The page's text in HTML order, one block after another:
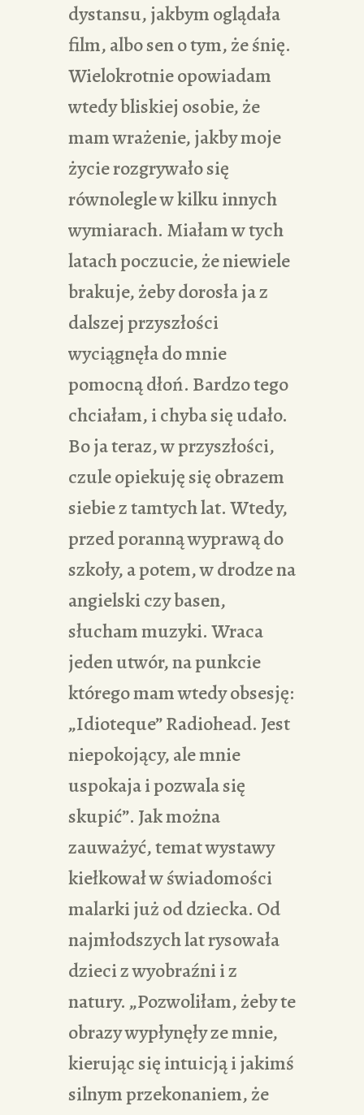
dystansu, jakbym oglądała
film, albo sen o tym, że śnię.
Wielokrotnie opowiadam
wtedy bliskiej osobie, że
mam wrażenie, jakby moje
życie rozgrywało się
równolegle w kilku innych
wymiarach. Miałam w tych
latach poczucie, że niewiele
brakuje, żeby dorosła ja z
dalszej przyszłości
wyciągnęła do mnie
pomocną dłoń. Bardzo tego
chciałam, i chyba się udało.
Bo ja teraz, w przyszłości,
czule opiekuję się obrazem
siebie z tamtych lat. Wtedy,
przed poranną wyprawą do
szkoły, a potem, w drodze na
angielski czy basen,
słucham muzyki. Wraca
jeden utwór, na punkcie
którego mam wtedy obsesję:
„Idioteque” Radiohead. Jest
niepokojący, ale mnie
uspokaja i pozwala się
skupić”. Jak można
zauważyć, temat wystawy
kiełkował w świadomości
malarki już od dziecka. Od
najmłodszych lat rysowała
dzieci z wyobraźni i z
natury. „Pozwoliłam, żeby te
obrazy wypłynęły ze mnie,
kierując się intuicją i jakimś
silnym przekonaniem, że